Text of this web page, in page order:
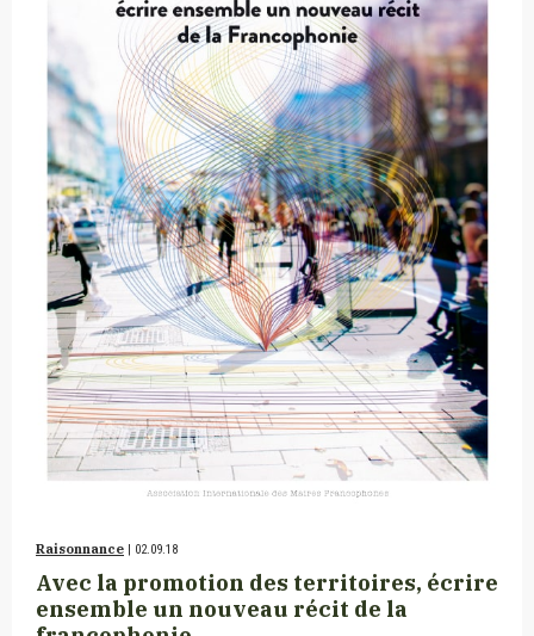
Raisonnance | 02.09.18
Avec la promotion des territoires, écrire
ensemble un nouveau récit de la